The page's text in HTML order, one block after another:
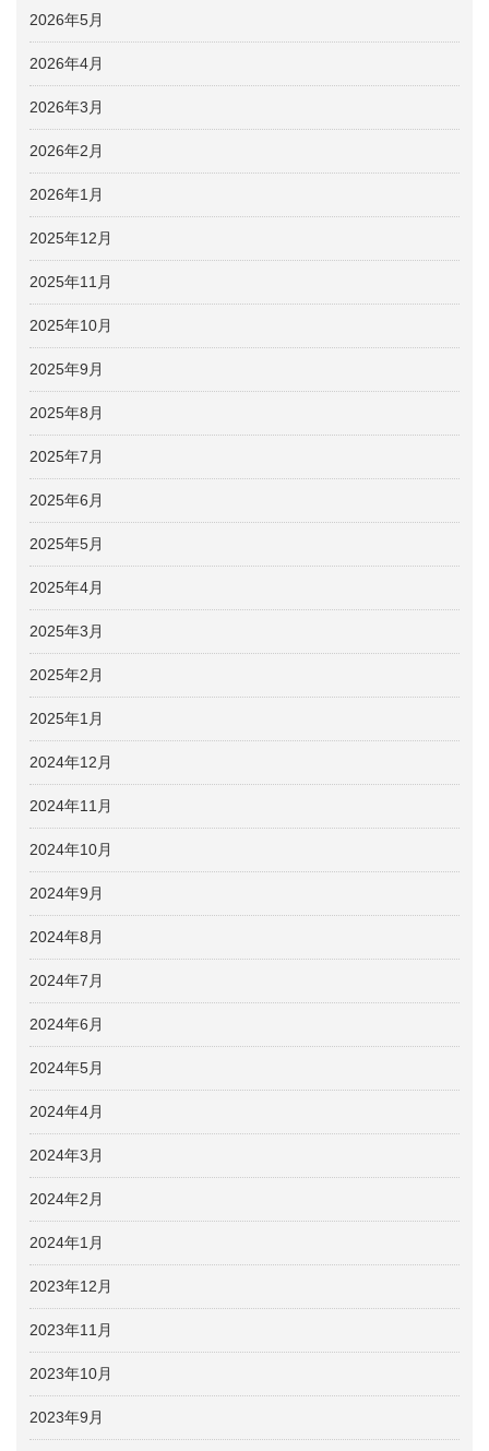
2026年5月
2026年4月
2026年3月
2026年2月
2026年1月
2025年12月
2025年11月
2025年10月
2025年9月
2025年8月
2025年7月
2025年6月
2025年5月
2025年4月
2025年3月
2025年2月
2025年1月
2024年12月
2024年11月
2024年10月
2024年9月
2024年8月
2024年7月
2024年6月
2024年5月
2024年4月
2024年3月
2024年2月
2024年1月
2023年12月
2023年11月
2023年10月
2023年9月